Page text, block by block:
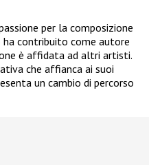
per la composizione
ha contribuito come autore
è affidata ad altri artisti.
che affianca ai suoi
un cambio di percorso